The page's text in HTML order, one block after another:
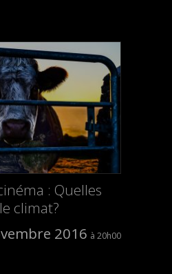
: Quelles
climat?
2016
20h00